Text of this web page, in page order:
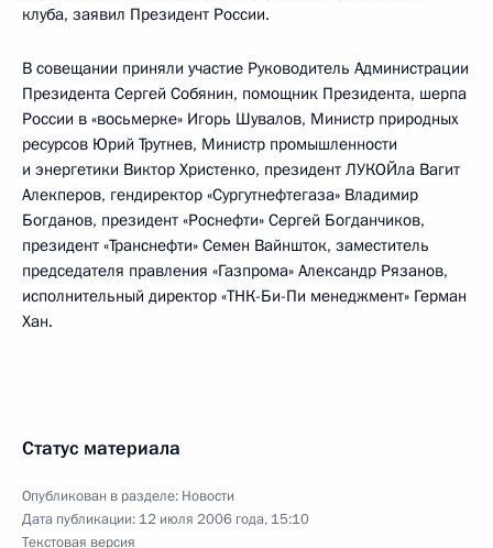
клуба, заявил Президент России.
В совещании приняли участие Руководитель Администрации
Президента Сергей Собянин, помощник Президента, шерпа
России в «восьмерке» Игорь Шувалов, Министр природных
ресурсов Юрий Трутнев, Министр промышленности
и энергетики Виктор Христенко, президент ЛУКОЙла Вагит
Алекперов, гендиректор «Сургутнефтегаза» Владимир
Богданов, президент «Роснефти» Сергей Богданчиков,
президент «Транснефти» Семен Вайншток, заместитель
председателя правления «Газпрома» Александр Рязанов,
исполнительный директор «ТНК-Би-Пи менеджмент» Герман
Хан.
Статус материала
Опубликован в разделе: Новости
Дата публикации: 12 июля 2006 года, 15:10
Текстовая версия